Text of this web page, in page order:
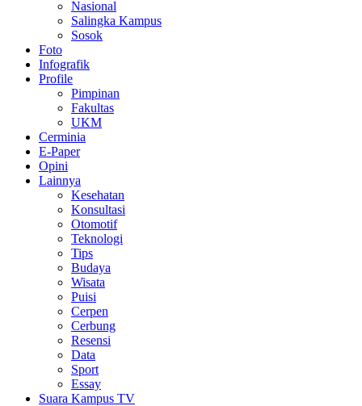
Nasional
Salingka Kampus
Sosok
Foto
Infografik
Profile
Pimpinan
Fakultas
UKM
Cerminia
E-Paper
Opini
Lainnya
Kesehatan
Konsultasi
Otomotif
Teknologi
Tips
Budaya
Wisata
Puisi
Cerpen
Cerbung
Resensi
Data
Sport
Essay
Suara Kampus TV